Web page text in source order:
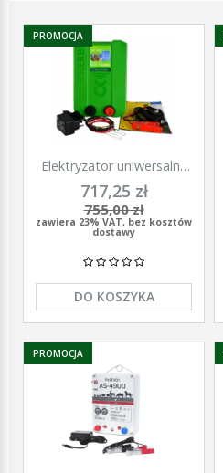
Elektryzator uniwersalny
TITAN DUO 3000, dla
koni, bydła, owiec i kóz,
2,0 J, Kerbl
717,25 zł
755,00 zł
zawiera 23% VAT, bez kosztów
dostawy
DO KOSZYKA
PROMOCJA
PROMOCJA